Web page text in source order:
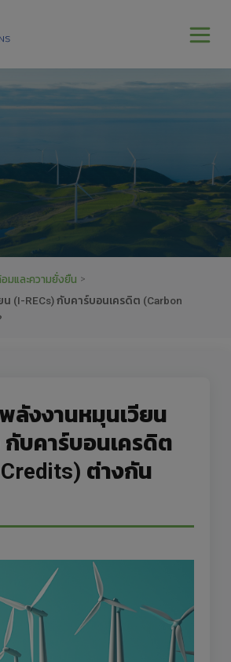
มและความยั่งยืน >
(I-RECs) กับคาร์บอนเครดิต (Carbon
ลังงานหมุนเวียน
กับคาร์บอนเครดิต
ต่างกัน